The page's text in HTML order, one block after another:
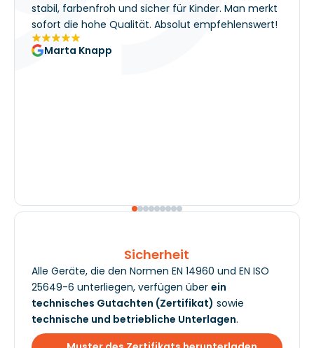
stabil, farbenfroh und sicher für Kinder. Man merkt
sofort die hohe Qualität. Absolut empfehlenswert!
Marta Knapp
Sicherheit
Alle Geräte, die den Normen EN 14960 und EN ISO
25649-6 unterliegen, verfügen über ein
technisches Gutachten (Zertifikat) sowie
technische und betriebliche Unterlagen.